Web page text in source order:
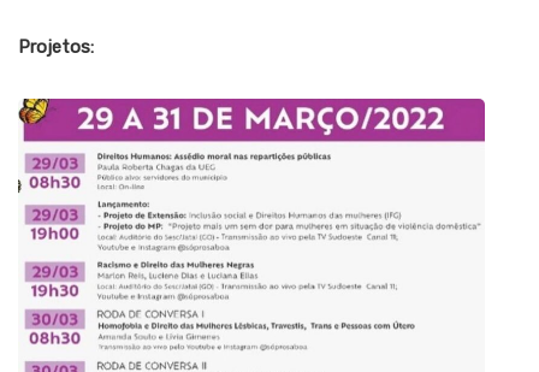
Projetos: